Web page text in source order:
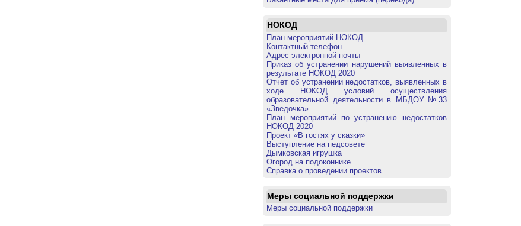
НОКОД
План мероприятий НОКОД
Контактный телефон
Адрес электронной почты
Приказ об устранении нарушений выявленных в
результате НОКОД 2020
Отчет об устранении недостатков, выявленных в
ходе НОКОД условий осуществления
образовательной деятельности в МБДОУ №33
«Зведочка»
План мероприятий по устранению недостатков
НОКОД 2020
Проект «В гостях у сказки»
Выступление на педсовете
Дымковская игрушка
Огород на подоконнике
Справка о проведении проектов
Меры социальной поддержки
Меры социальной поддержки